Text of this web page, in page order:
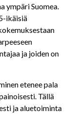
ympäri Suomea.
ikäisiä
ja joiden on
etenee pala
Tällä
ja aluetoiminta